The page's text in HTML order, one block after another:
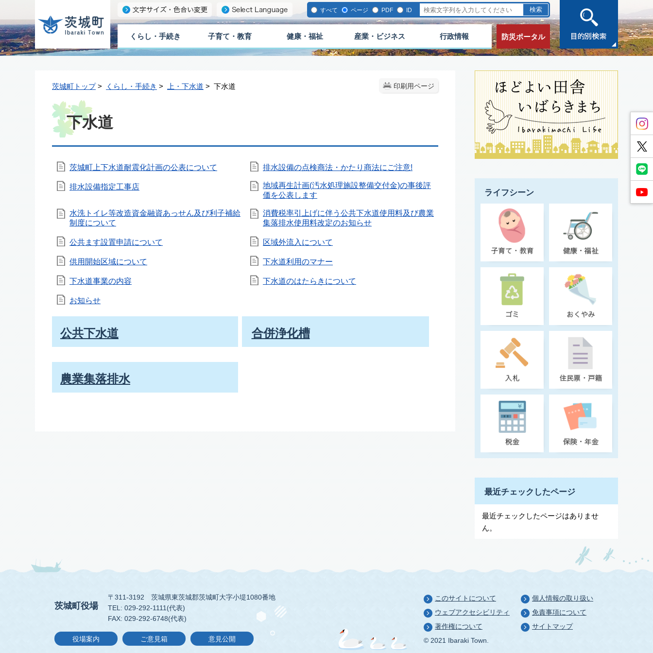
すべて ページ PDF ID
くらし・手続き 子育て・教育 健康・福祉 産業・ビジネス 行政情報 防災ポータル
印刷用ページ
茨城町トップ> くらし・手続き > 上・下水道 > 下水道
下水道
茨城町上下水道耐震化計画の公表について 排水設備の点検商法・かたり商法にご注意!
排水設備指定工事店
地域再生計画(汚水処理施設整備交付金)の事後評
価を公表します
水洗トイレ等改造資金融資あっせん及び利子補給
制度について
消費税率引上げに伴う公共下水道使用料及び農業
集落排水使用料改定のお知らせ
公共ます設置申請について 区域外流入について
供用開始区域について 下水道利用のマナー
下水道事業の内容 下水道のはたらきについて
お知らせ
公共下水道 合併浄化槽
農業集落排水
ライフシーン
最近チェックしたページ
最近チェックしたページはありませ
ん。
茨城町役場
〒311-3192
茨城県東茨城郡茨城町大字小堤1080番地
TEL: 029-292-1111(代表)
FAX: 029-292-6748(代表)
役場案内 ご意見箱 意見公開
このサイトについて
個人情報の取り扱い
ウェブアクセシビリティ
免責事項について
著作権について
サイトマップ
© 2021 Ibaraki Town.